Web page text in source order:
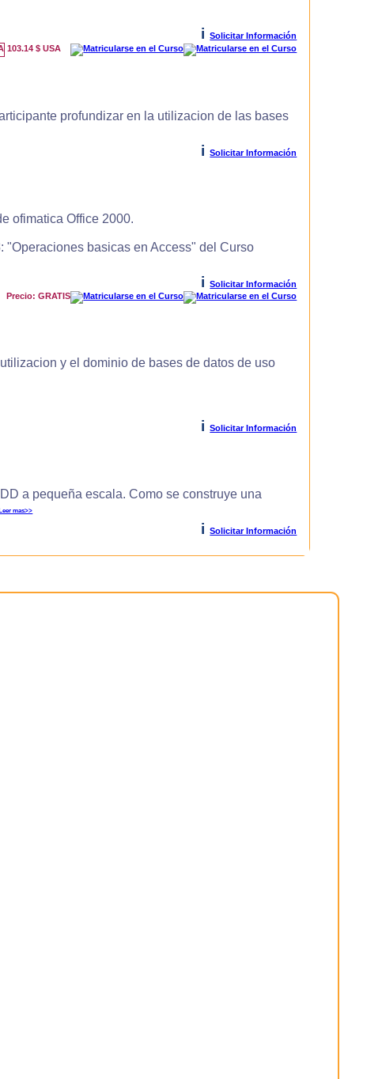
i
Solicitar Información
103.14 $ USA
profundizar en la utilizacion de las bases
i Solicitar Información
ofimatica Office 2000.
"Operaciones basicas en Access" del Curso
i
Solicitar Información
Precio: GRATIS
y el dominio de bases de datos de uso
i Solicitar Información
a pequeña escala. Como se construye una
mas>>
i Solicitar Información